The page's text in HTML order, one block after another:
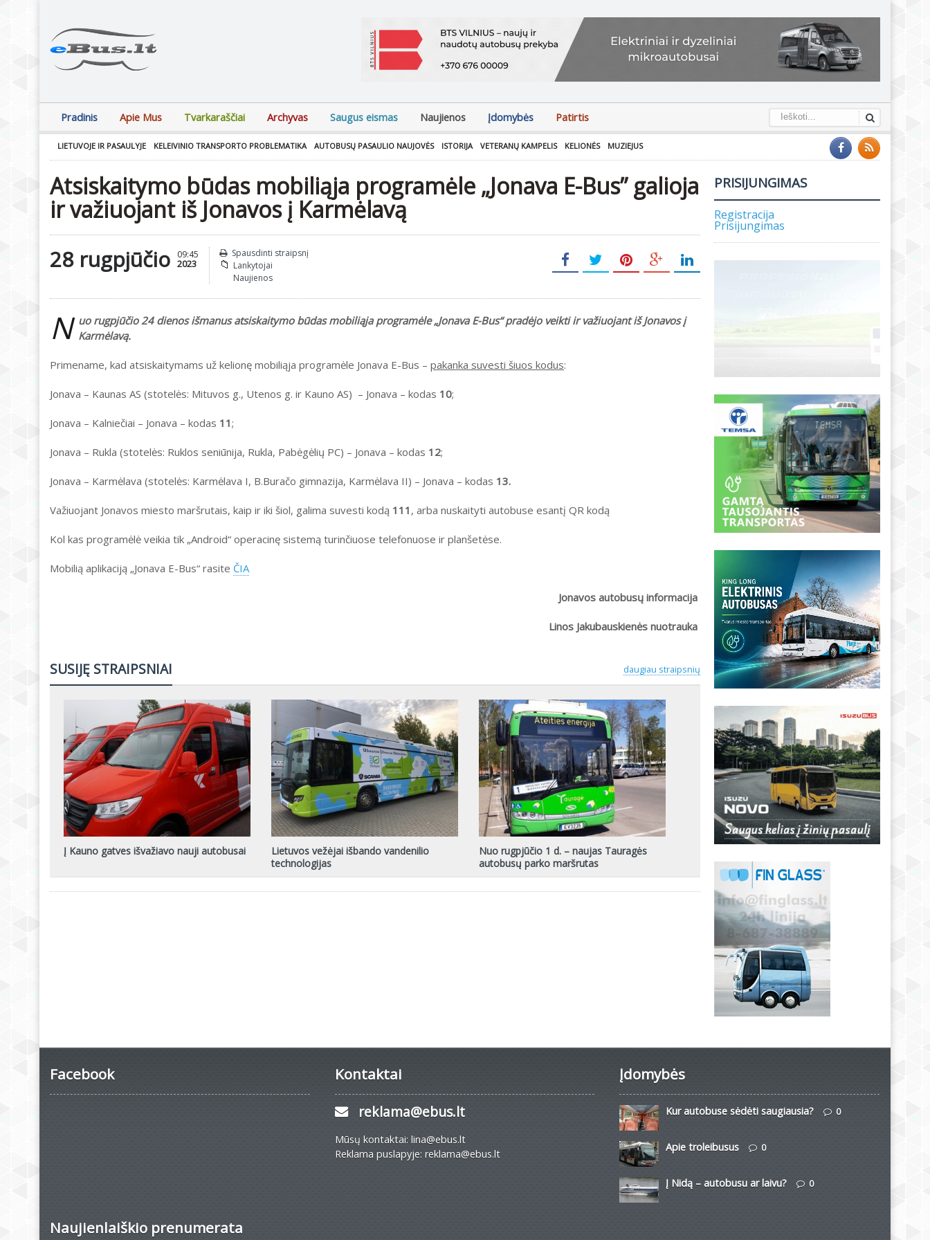
Pradinis Apie Mus Tvarkaraščiai Archyvas Saugus eismas Naujienos Įdomybės Patirtis
LIETUVOJE IR PASAULYJE KELEIVINIO TRANSPORTO PROBLEMATIKA AUTOBUSŲ PASAULIO NAUJOVĖS ISTORIJA VETERANŲ KAMPELIS KELIONĖS MUZIEJUS
Atsiskaitymo būdas mobiliąja programėle „Jonava E-Bus” galioja
ir važiuojant iš Jonavos į Karmėlavą
28 rugpjūčio 09:45
2023
Spausdinti straipsnį
Lankytojai
Naujienos
N uo rugpjūčio 24 dienos išmanus atsiskaitymo būdas mobiliąja programėle „Jonava E-Bus“ pradėjo veikti ir važiuojant iš Jonavos į
Karmėlavą.
Primename, kad atsiskaitymams už kelionę mobiliąja programėle Jonava E-Bus – pakanka suvesti šiuos kodus:
Jonava – Kaunas AS (stotelės: Mituvos g., Utenos g. ir Kauno AS) – Jonava – kodas 10;
Jonava – Kalniečiai – Jonava – kodas 11;
Jonava – Rukla (stotelės: Ruklos seniūnija, Rukla, Pabėgėlių PC) – Jonava – kodas 12;
Jonava – Karmėlava (stotelės: Karmėlava I, B.Buračo gimnazija, Karmėlava II) – Jonava – kodas 13.
Važiuojant Jonavos miesto maršrutais, kaip ir iki šiol, galima suvesti kodą 111 , arba nuskaityti autobuse esantį QR kodą
Kol kas programėlė veikia tik „Android“ operacinę sistemą turinčiuose telefonuose ir planšetėse.
Mobilią aplikaciją „Jonava E-Bus“ rasite ČIA
Jonavos autobusų informacija
Linos Jakubauskienės nuotrauka
daugiau straipsnių
SUSIJĘ STRAIPSNIAI
Į Kauno gatves išvažiavo nauji autobusai
Lietuvos vežėjai išbando vandenilio
technologijas
Nuo rugpjūčio 1 d. – naujas Tauragės
autobusų parko maršrutas
PRISIJUNGIMAS
Registracija
Prisijungimas
Facebook Kontaktai
reklama@ebus.lt
Mūsų kontaktai: lina@ebus.lt
Reklama puslapyje: reklama@ebus.lt
Įdomybės
Kur autobuse sėdėti saugiausia? 0
Apie troleibusus 0
Į Nidą – autobusu ar laivu? 0
Naujienlaiškio prenumerata